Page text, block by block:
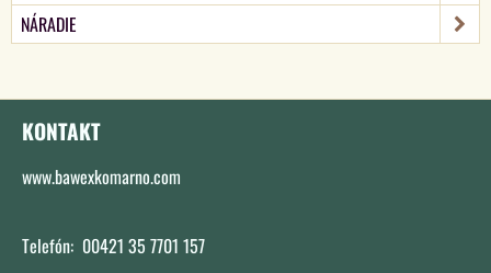
NÁRADIE
KONTAKT
www.bawexkomarno.com
Telefón: 00421 35 7701 157